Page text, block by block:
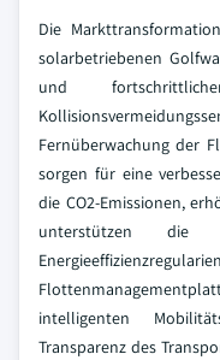
Die
solarbetriebenen
und
Fernüberwachung der
sorgen für eine
die CO2-Emissionen,
unterstützen die
intelligenten
Transparenz des